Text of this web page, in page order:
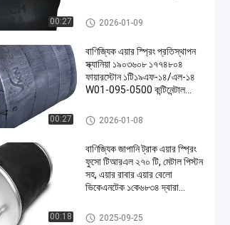
00:27
W01-M58-7572,
W01M587572, W01-M58-
ট্রাক এয়ার স্প্রিং
2026-01-09
00:27
বাণিজ্যিক এয়ার স্প্রিং প্রতিস্থাপন
স্ক্যানিয়া ১৯০৩৬০৮ ১৭৭৪৮০৪
ফায়ারস্টোন ১টি১৯এফ-১৪/এল-১৪
W01-095-0500 কন্টিনেন্টাল
গোম্মা ১টি১৯ই-৯৩ ফিনিক্স
১ডি২৮এইচ১৬ ফায়ারস্টোন W01
ট্রাক এয়ার স্প্রিং
2026-01-08
00:18
বাণিজ্যিক জাপানি ট্রাক এয়ার স্প্রিং
ফুসো টিআরএল ২৭০ টি, মেটাল পিস্টন
সহ, এয়ার রাবার এয়ার বেলো
ভিকেএনটেক ১কে৬৮৩৪ দ্বারা
ট্রাক এয়ার স্প্রিং
2025-09-25